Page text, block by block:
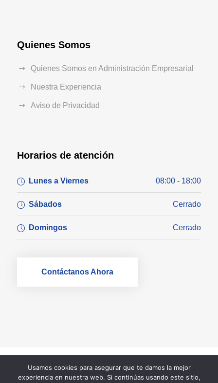
Quienes Somos
Quienes Somos en Administración Empresarial
Nuestra Experiencia
Aviso de Privacidad
Horarios de atención
Lunes a Viernes 08:00 - 18:00
Sábados Cerrado
Domingos Cerrado
Contáctanos Ahora
Usamos cookies para asegurar que te damos la mejor
experiencia en nuestra web. Si continúas usando este sitio,